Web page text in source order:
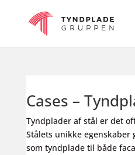
Cases –
Tyndplader af stål er det
Stålets unikke
som tyndplade til både